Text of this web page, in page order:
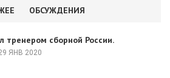
ОБСУЖДЕНИЯ
тренером сборной России.
ЯНВ 2020